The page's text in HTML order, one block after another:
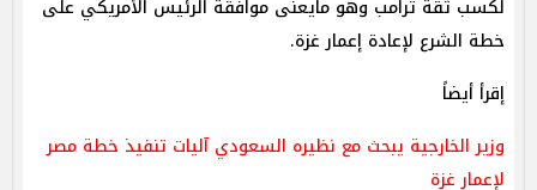
لكسب ثقة ترامب وهو مايعنى موافقة الرئيس الأمريكي على
خطة الشرع لإعادة إعمار غزة.
إقرأ أيضاً
وزير الخارجية يبحث مع نظيره السعودي آليات تنفيذ خطة مصر
لإعمار غزة